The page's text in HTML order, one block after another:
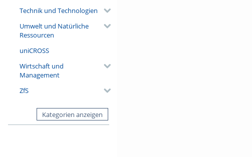
Technik und Technologien
Umwelt und Natürliche
Ressourcen
uniCROSS
Wirtschaft und
Management
ZfS
Kategorien anzeigen